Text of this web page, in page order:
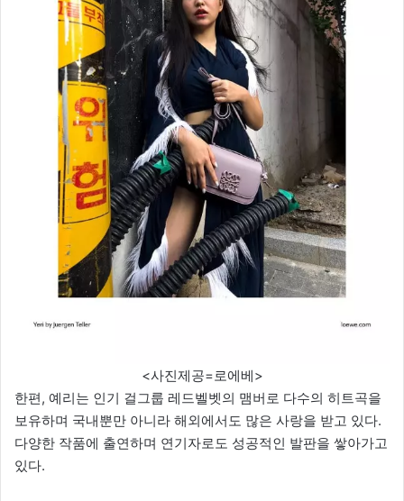
<사진제공=로에베>
한편, 예리는 인기 걸그룹 레드벨벳의 맴버로 다수의 히트곡을
보유하며 국내뿐만 아니라 해외에서도 많은 사랑을 받고 있다.
다양한 작품에 출연하며 연기자로도 성공적인 발판을 쌓아가고
있다.